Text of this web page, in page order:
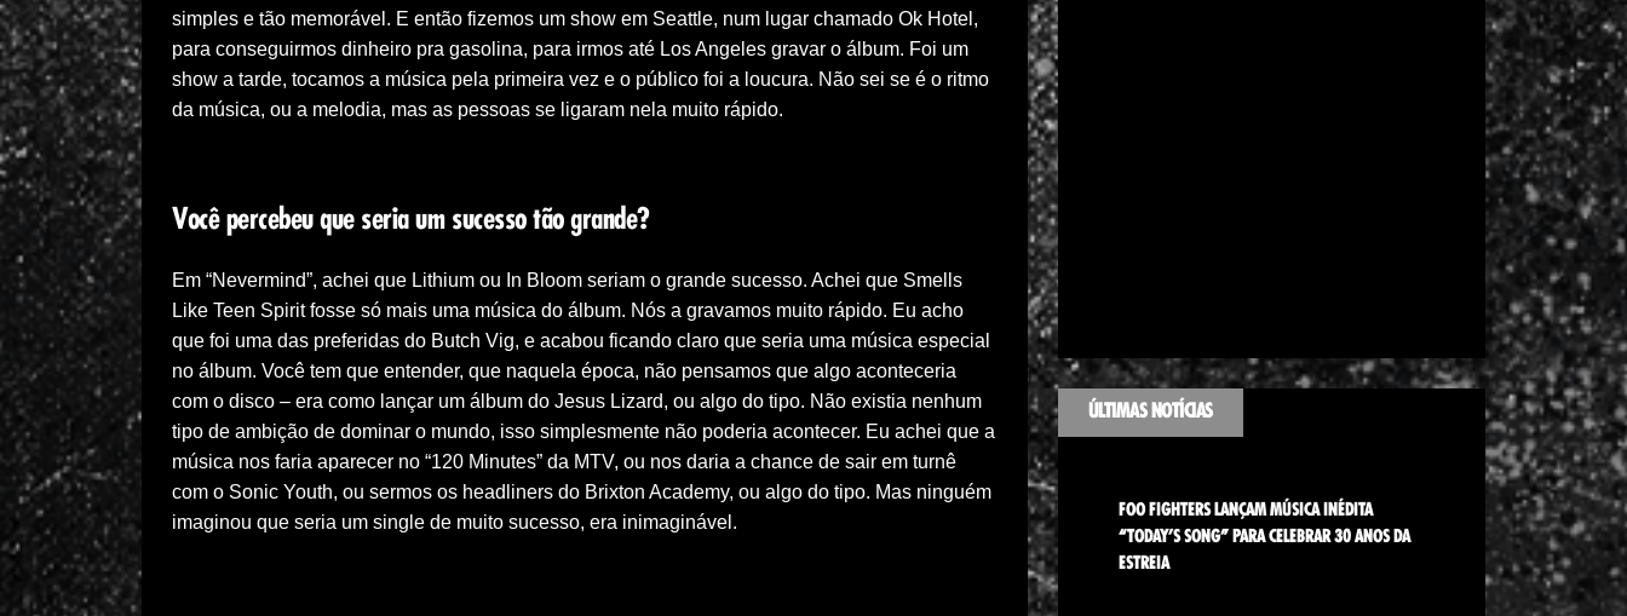
simples e tão memorável. E então fizemos um show em Seattle, num lugar chamado Ok Hotel,
para conseguirmos dinheiro pra gasolina, para irmos até Los Angeles gravar o álbum. Foi um
show a tarde, tocamos a música pela primeira vez e o público foi a loucura. Não sei se é o ritmo
da música, ou a melodia, mas as pessoas se ligaram nela muito rápido.
Você percebeu que seria um sucesso tão grande?
Em “Nevermind”, achei que Lithium ou In Bloom seriam o grande sucesso. Achei que Smells
Like Teen Spirit fosse só mais uma música do álbum. Nós a gravamos muito rápido. Eu acho
que foi uma das preferidas do Butch Vig, e acabou ficando claro que seria uma música especial
no álbum. Você tem que entender, que naquela época, não pensamos que algo aconteceria
com o disco – era como lançar um álbum do Jesus Lizard, ou algo do tipo. Não existia nenhum
tipo de ambição de dominar o mundo, isso simplesmente não poderia acontecer. Eu achei que a
música nos faria aparecer no “120 Minutes” da MTV, ou nos daria a chance de sair em turnê
com o Sonic Youth, ou sermos os headliners do Brixton Academy, ou algo do tipo. Mas ninguém
imaginou que seria um single de muito sucesso, era inimaginável.
ÚLTIMAS NOTÍCIAS
FOO FIGHTERS LANÇAM MÚSICA INÉDITA
“TODAY’S SONG” PARA CELEBRAR 30 ANOS DA
ESTREIA